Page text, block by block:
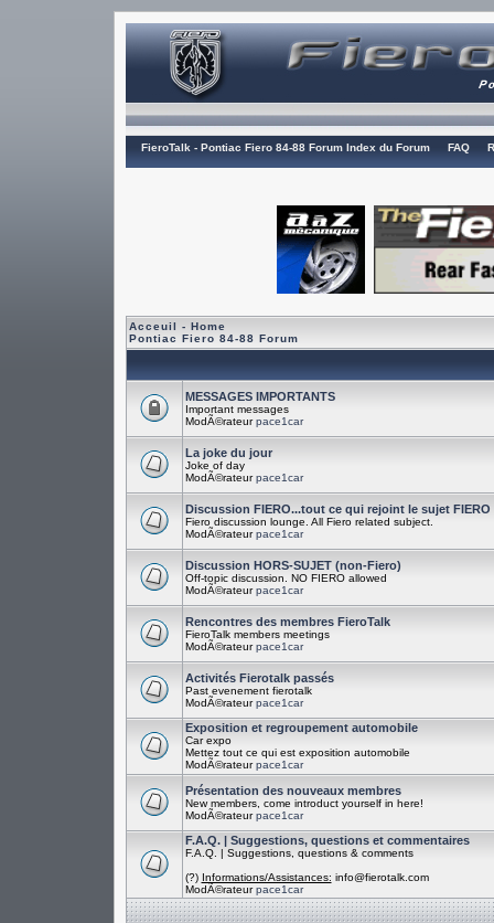
FieroTalk - Pontiac Fiero 84-88 Forum Index du Forum FAQ
Acceuil - Home
Pontiac Fiero 84-88 Forum
MESSAGES IMPORTANTS
Important messages
ModÃ©rateurpace1car
La joke du jour
Joke of day
ModÃ©rateurpace1car
Discussion FIERO...tout ce qui rejoint le sujet FIERO
Fiero discussion lounge. All Fiero related subject.
ModÃ©rateurpace1car
Discussion HORS-SUJET (non-Fiero)
Off-topic discussion. NO FIERO allowed
ModÃ©rateurpace1car
Rencontres des membres FieroTalk
FieroTalk members meetings
ModÃ©rateurpace1car
Activités Fierotalk passés
Past evenement fierotalk
ModÃ©rateurpace1car
Exposition et regroupement automobile
Car expo
Mettez tout ce qui est exposition automobile
ModÃ©rateurpace1car
Présentation des nouveaux membres
New members, come introduct yourself in here!
ModÃ©rateurpace1car
F.A.Q. | Suggestions, questions et commentaires
F.A.Q. | Suggestions, questions & comments
(?) Informations/Assistances: info@fierotalk.com
ModÃ©rateurpace1car